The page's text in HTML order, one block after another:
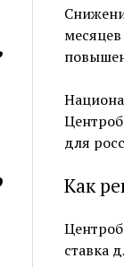
для
Как
ставка